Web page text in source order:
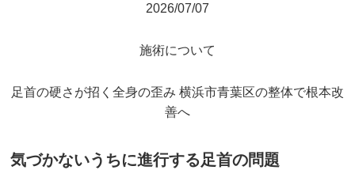
眼精疲労
四十肩・五十肩
2026/07/07
施術について
足首の硬さが招く全身の歪み 横浜市青葉区の整体で根本改
善へ
気づかないうちに進行する足首の問題